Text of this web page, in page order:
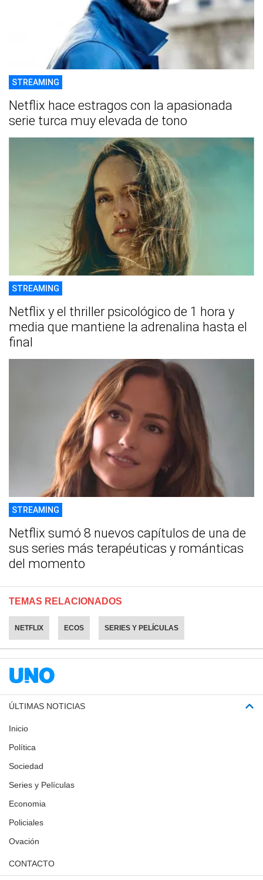
STREAMING
Netflix hace estragos con la apasionada
serie turca muy elevada de tono
STREAMING
Netflix y el thriller psicológico de 1 hora y
media que mantiene la adrenalina hasta el
final
STREAMING
Netflix sumó 8 nuevos capítulos de una de
sus series más terapéuticas y románticas
del momento
TEMAS RELACIONADOS
NETFLIX ECOS SERIES Y PELÍCULAS
ÚLTIMAS NOTICIAS
Inicio
Política
Sociedad
Series y Películas
Economia
Policiales
Ovación
CONTACTO